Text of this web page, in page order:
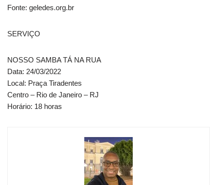
Fonte: geledes.org.br
SERVIÇO
NOSSO SAMBA TÁ NA RUA
Data: 24/03/2022
Local: Praça Tiradentes
Centro – Rio de Janeiro – RJ
Horário: 18 horas